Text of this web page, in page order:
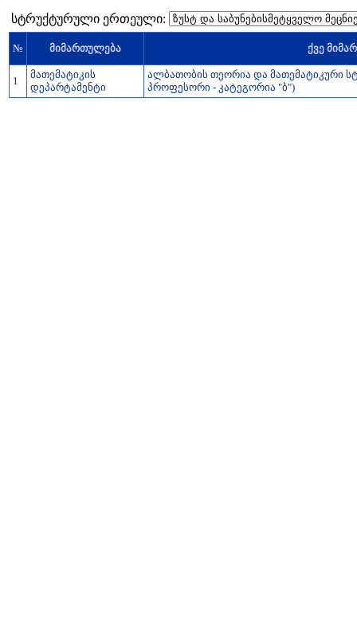
სტრუქტურული ერთეული:
№ მიმართულება ქვე
1
მათემატიკის
დეპარტამენტი
ალბათობის თეორია და მათემატიკური
პროფესორი - კატეგორია "ბ")